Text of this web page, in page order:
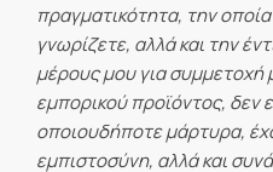
πραγματικότητα, την οποία
γνωρίζετε, αλλά και την
μέρους μου για
εμπορικού προϊόντος, δεν
οποιουδήποτε μάρτυρα,
εμπιστοσύνη, αλλά και